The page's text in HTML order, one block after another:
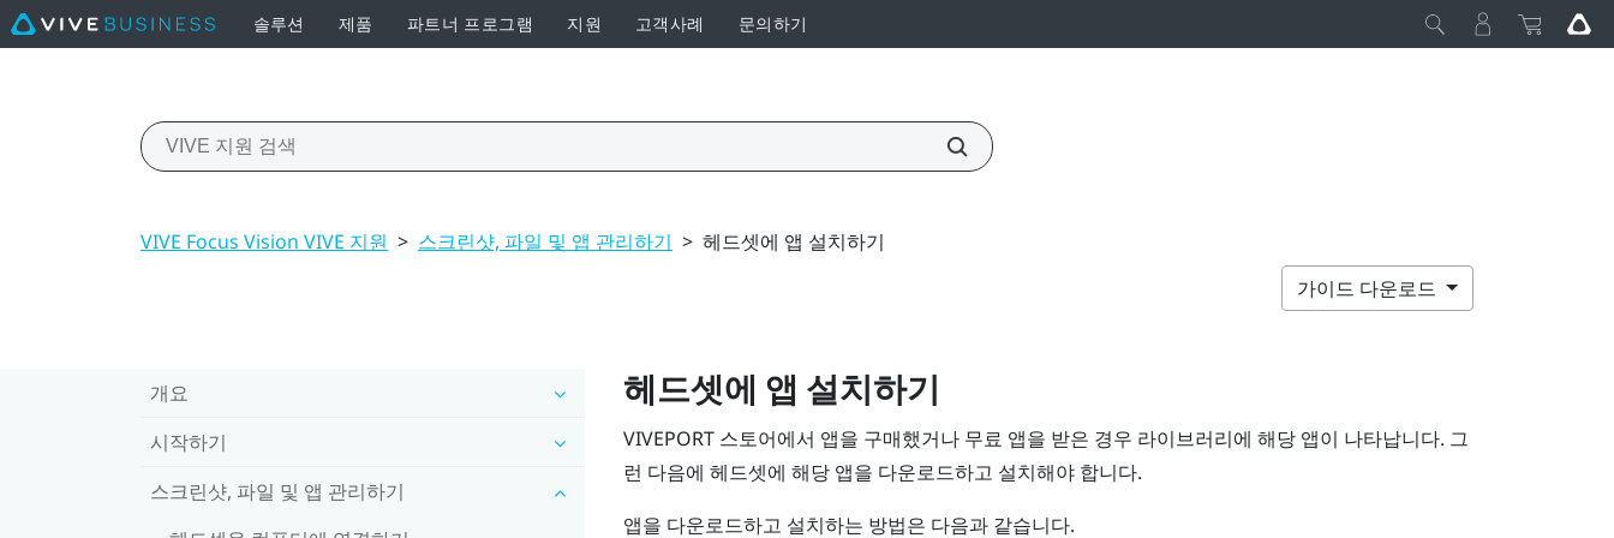
솔루션 제품 파트너 프로그램 지원 고객사례 문의하기
VIVE Focus Vision VIVE 지원 > 스크린샷, 파일 및 앱 관리하기 > 헤드셋에 앱 설치하기
가이드 다운로드
개요
시작하기
스크린샷, 파일 및 앱 관리하기
헤드셋에 앱 설치하기
VIVEPORT스토어에서 앱을 구매했거나 무료 앱을 받은 경우 라이브러리에 해당 앱이 나타납니다. 그
런 다음에 헤드셋에 해당 앱을 다운로드하고 설치해야 합니다.
앱을 다운로드하고 설치하는 방법은 다음과 같습니다.